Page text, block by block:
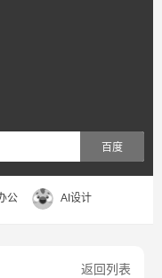
百度
公 AI设计
返回列表